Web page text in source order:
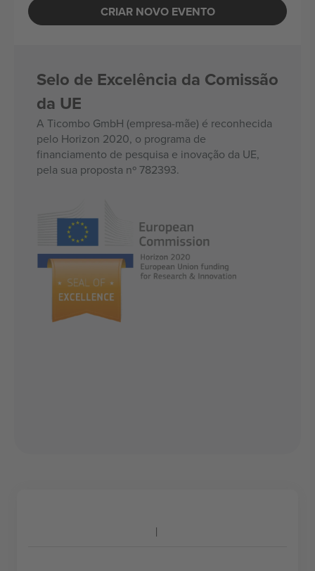
CRIAR NOVO EVENTO
Selo de Excelência da Comissão
da UE
A Ticombo GmbH (empresa-mãe) é reconhecida
pelo Horizon 2020, o programa de
financiamento de pesquisa e inovação da UE,
pela sua proposta nº 782393.